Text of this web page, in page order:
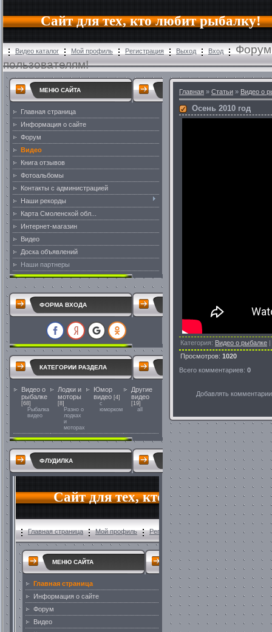
Сайт для тех, кто любит рыбалку!
Видео каталог Мой профиль Регистрация Выход Вход
Форум
пользователям!
МЕНЮ САЙТА
Главная страница
Информация о сайте
Форум
Видео
Книга отзывов
Фотоальбомы
Контакты с администрацией
Наши рекорды
Карта Смоленской обл...
Интернет-магазин
Видео
Доска объявлений
Наши партнеры
ФОРМА ВХОДА
КАТЕГОРИИ РАЗДЕЛА
Видео о
рыбалке
[68]
Рыбалка
видео
Лодки и
моторы
[8]
Разно о
лодках
и
моторах
Юмор
видео [4]
с
юморком
Другие
видео
[19]
all
ФЛУДИЛКА
Главная » Статьи » Видео о
Осень 2010 год
Категория: Видео о рыбалке |
Просмотров: 1020
Всего комментариев: 0
Добавлять